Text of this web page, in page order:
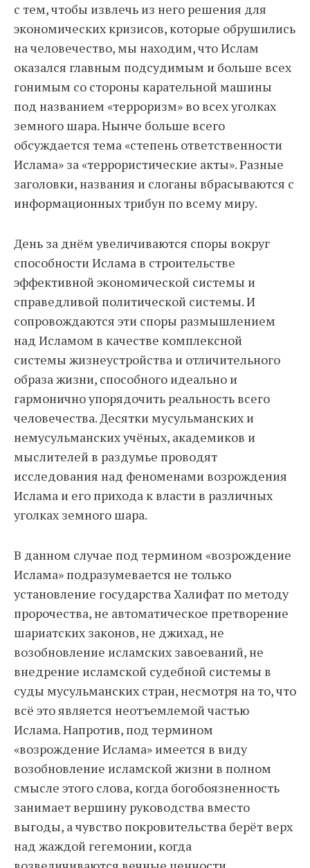
с тем, чтобы извлечь из него решения для
экономических кризисов, которые обрушились
на человечество, мы находим, что Ислам
оказался главным подсудимым и больше всех
гонимым со стороны карательной машины
под названием «терроризм» во всех уголках
земного шара. Нынче больше всего
обсуждается тема «степень ответственности
Ислама» за «террористические акты». Разные
заголовки, названия и слоганы вбрасываются с
информационных трибун по всему миру.
День за днём увеличиваются споры вокруг
способности Ислама в строительстве
эффективной экономической системы и
справедливой политической системы. И
сопровождаются эти споры размышлением
над Исламом в качестве комплексной
системы жизнеустройства и отличительного
образа жизни, способного идеально и
гармонично упорядочить реальность всего
человечества. Десятки мусульманских и
немусульманских учёных, академиков и
мыслителей в раздумье проводят
исследования над феноменами возрождения
Ислама и его прихода к власти в различных
уголках земного шара.
В данном случае под термином «возрождение
Ислама» подразумевается не только
установление государства Халифат по методу
пророчества, не автоматическое претворение
шариатских законов, не джихад, не
возобновление исламских завоеваний, не
внедрение исламской судебной системы в
суды мусульманских стран, несмотря на то, что
всё это является неотъемлемой частью
Ислама. Напротив, под термином
«возрождение Ислама» имеется в виду
возобновление исламской жизни в полном
смысле этого слова, когда богобоязненность
занимает вершину руководства вместо
выгоды, а чувство покровительства берёт верх
над жаждой гегемонии, когда